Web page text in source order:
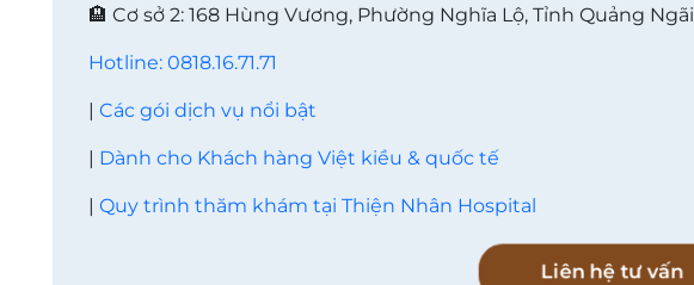
🏨 Cơ sở 2: 168 Hùng Vương, Phường Nghĩa Lộ, Tỉnh Quảng Ngãi
Hotline: 0818.16.71.71
| Các gói dịch vụ nổi bật
| Dành cho Khách hàng Việt kiều & quốc tế
| Quy trình thăm khám tại Thiện Nhân Hospital
Liên hệ tư vấn